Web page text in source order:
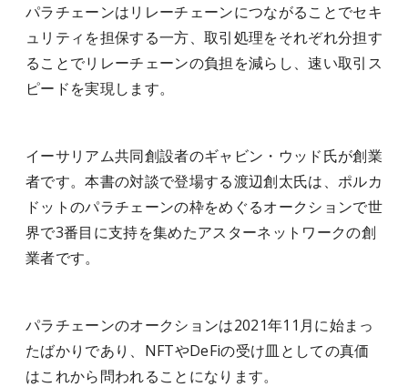
パラチェーンはリレーチェーンにつながることでセキ
ュリティを担保する一方、取引処理をそれぞれ分担す
ることでリレーチェーンの負担を減らし、速い取引ス
ピードを実現します。
イーサリアム共同創設者のギャビン・ウッド氏が創業
者です。本書の対談で登場する渡辺創太氏は、ポルカ
ドットのパラチェーンの枠をめぐるオークションで世
界で3番目に支持を集めたアスターネットワークの創
業者です。
パラチェーンのオークションは2021年11月に始まっ
たばかりであり、NFTやDeFiの受け皿としての真価
はこれから問われることになります。